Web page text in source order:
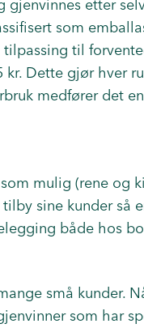
etter
som
til
Dette gjør hver
medfører det
mulig (rene og
sine kunder så
både hos
små kunder.
som har